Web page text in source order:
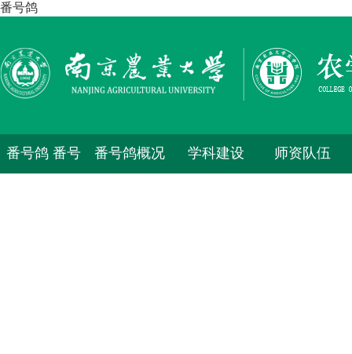
番号鸽
番号鸽 番号 番号鸽概况 学科建设 师资队伍